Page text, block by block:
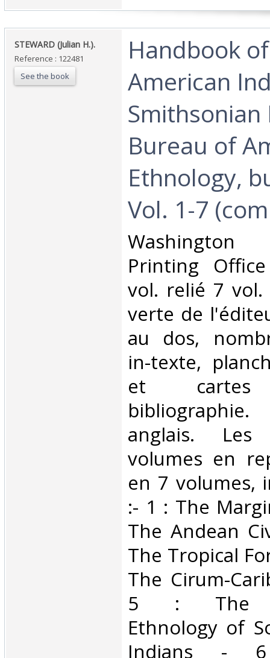
‎STEWARD (Julian H.).‎
Reference : 122481
See the book
‎Handbook
American
Bureau of
Ethnology,
Vol. 1-7
‎Washington
Printing
vol. relié 7 vol.
verte de
au dos,
in-texte,
et cartes
anglais.
volumes en
en 7 volumes,
:- 1 : The
The Andean
The Tropical
The Cirum-
5 : The
Ethnology of
Indians -